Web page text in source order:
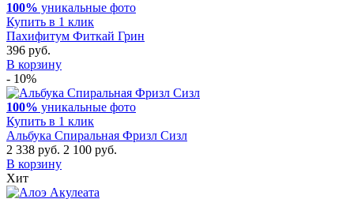
100% уникальные фото
Купить в 1 клик
Пахифитум Фиткай Грин
396 руб.
В корзину
- 10%
100% уникальные фото
Купить в 1 клик
Альбука Спиральная Фризл Сизл
2 338 руб. 2 100 руб.
В корзину
Хит